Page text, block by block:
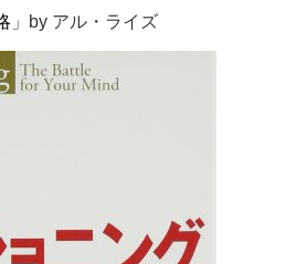
」by アル・ライズ